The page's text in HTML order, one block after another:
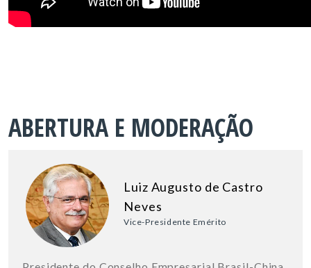
ABERTURA E MODERAÇÃO
Luiz Augusto de Castro
Neves
Vice-Presidente Emérito